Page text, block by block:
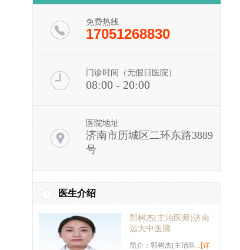
免费热线
17051268830
门诊时间（无假日医院）
08:00 - 20:00
医院地址
济南市历城区二环东路3889
号
医生介绍
郭树杰(主治医师)济南
远大中医脑
简介：郭树杰(主治医...[详